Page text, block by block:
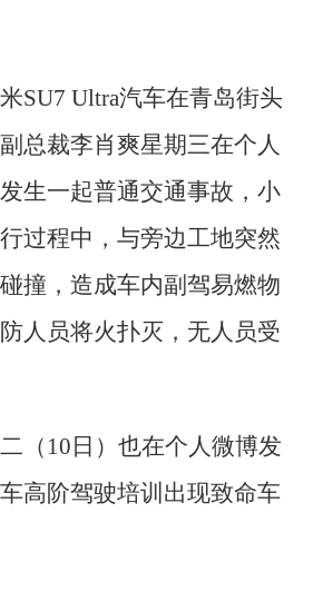
SU7 Ultra汽车在青岛街头
总裁李肖爽星期三在个人
生一起普通交通事故，小
过程中，与旁边工地突然
撞，造成车内副驾易燃物
人员将火扑灭，无人员受
（10日）也在个人微博发
高阶驾驶培训出现致命车